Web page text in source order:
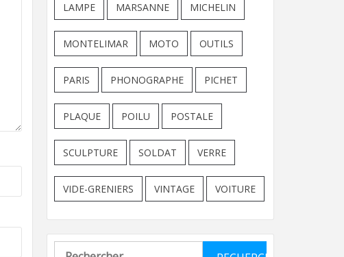
LAMPE MARSANNE MICHELIN
MONTELIMAR MOTO OUTILS
PARIS PHONOGRAPHE PICHET
PLAQUE POILU POSTALE
SCULPTURE SOLDAT VERRE
VIDE-GRENIERS VINTAGE VOITURE
Rechercher :